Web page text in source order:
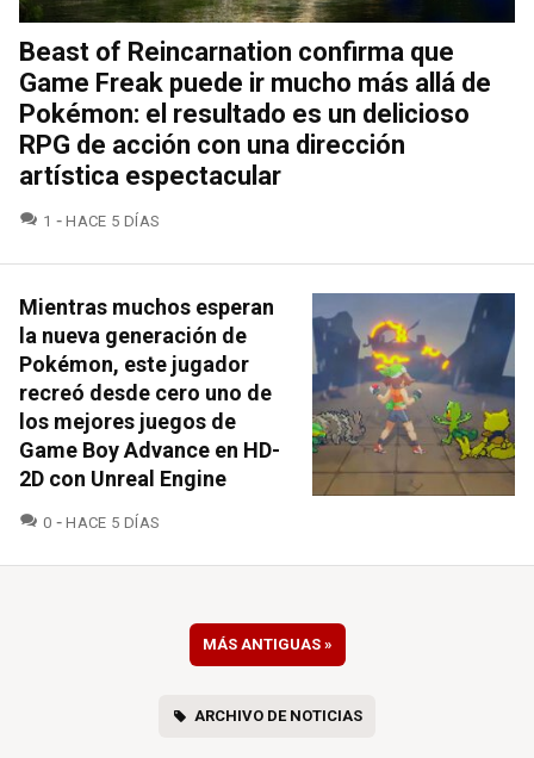
Beast of Reincarnation confirma que
Game Freak puede ir mucho más allá de
Pokémon: el resultado es un delicioso
RPG de acción con una dirección
artística espectacular
1 COMENTARIOS
HACE 5 DÍAS
Mientras muchos esperan
la nueva generación de
Pokémon, este jugador
recreó desde cero uno de
los mejores juegos de
Game Boy Advance en HD-
2D con Unreal Engine
0 COMENTARIOS
HACE 5 DÍAS
MÁS ANTIGUAS »
ARCHIVO DE NOTICIAS